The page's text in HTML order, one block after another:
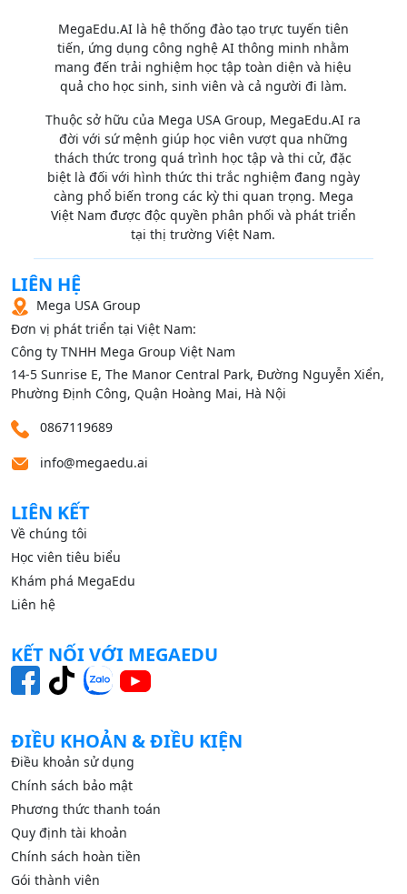
MegaEdu.AI là hệ thống đào tạo trực tuyến tiên
tiến, ứng dụng công nghệ AI thông minh nhằm
mang đến trải nghiệm học tập toàn diện và hiệu
quả cho học sinh, sinh viên và cả người đi làm.
Thuộc sở hữu của Mega USA Group, MegaEdu.AI ra
đời với sứ mệnh giúp học viên vượt qua những
thách thức trong quá trình học tập và thi cử, đặc
biệt là đối với hình thức thi trắc nghiệm đang ngày
càng phổ biến trong các kỳ thi quan trọng. Mega
Việt Nam được độc quyền phân phối và phát triển
tại thị trường Việt Nam.
LIÊN HỆ
Mega USA Group
Đơn vị phát triển tại Việt Nam:
Công ty TNHH Mega Group Việt Nam
14‑5 Sunrise E, The Manor Central Park, Đường Nguyễn Xiển,
Phường Định Công, Quận Hoàng Mai, Hà Nội
0867119689
info@megaedu.ai
LIÊN KẾT
Về chúng tôi
Học viên tiêu biểu
Khám phá MegaEdu
Liên hệ
KẾT NỐI VỚI MEGAEDU
ĐIỀU KHOẢN & ĐIỀU KIỆN
Điều khoản sử dụng
Chính sách bảo mật
Phương thức thanh toán
Quy định tài khoản
Chính sách hoàn tiền
Gói thành viên